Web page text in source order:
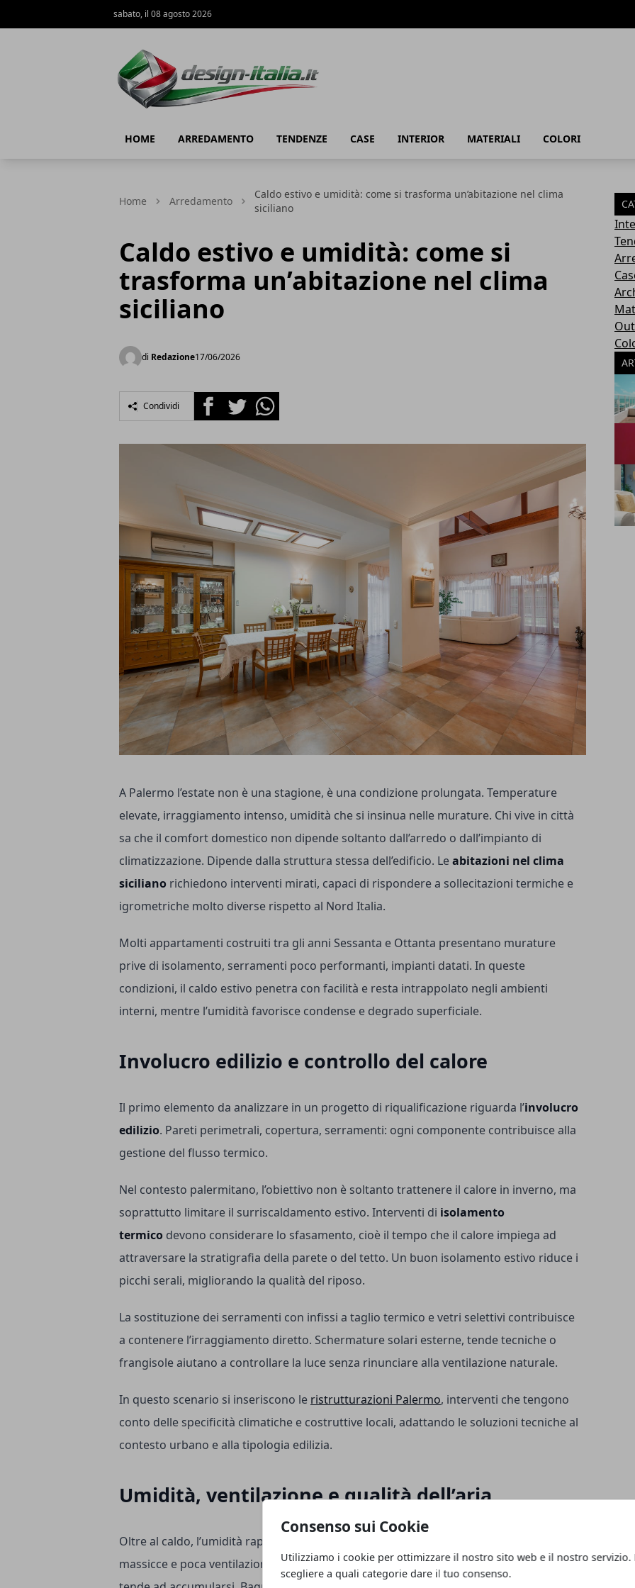
Consenso sui Cookie
Utilizziamo i cookie per ottimizzare il nostro sito web e il nostro servizio.
scegliere a quali categorie dare il tuo consenso.
sabato, il 08 agosto 2026
HOME ARREDAMENTO TENDENZE CASE INTERIOR MATERIALI COLORI
Home Arredamento
Caldo estivo e umidità: come si trasforma un’abitazione nel clima
siciliano
Caldo estivo e umidità: come si
trasforma un’abitazione nel clima
siciliano
di Redazione17/06/2026
Condividi FacebookTwitterWhatsapp
A Palermo l’estate non è una stagione, è una condizione prolungata. Temperature
elevate, irraggiamento intenso, umidità che si insinua nelle murature. Chi vive in città
sa che il comfort domestico non dipende soltanto dall’arredo o dall’impianto di
climatizzazione. Dipende dalla struttura stessa dell’edificio. Leabitazioni nel clima
siciliano richiedono interventi mirati, capaci di rispondere a sollecitazioni termiche e
igrometriche molto diverse rispetto al Nord Italia.
Molti appartamenti costruiti tra gli anni Sessanta e Ottanta presentano murature
prive di isolamento, serramenti poco performanti, impianti datati. In queste
condizioni, il caldo estivo penetra con facilità e resta intrappolato negli ambienti
interni, mentre l’umidità favorisce condense e degrado superficiale.
Involucro edilizio e controllo del calore
Il primo elemento da analizzare in un progetto di riqualificazione riguarda l’involucro
edilizio. Pareti perimetrali, copertura, serramenti: ogni componente contribuisce alla
gestione del flusso termico.
Nel contesto palermitano, l’obiettivo non è soltanto trattenere il calore in inverno, ma
soprattutto limitare il surriscaldamento estivo. Interventi di isolamento
termico devono considerare lo sfasamento, cioè il tempo che il calore impiega ad
attraversare la stratigrafia della parete o del tetto. Un buon isolamento estivo riduce i
picchi serali, migliorando la qualità del riposo.
La sostituzione dei serramenti con infissi a taglio termico e vetri selettivi contribuisce
a contenere l’irraggiamento diretto. Schermature solari esterne, tende tecniche o
frangisole aiutano a controllare la luce senza rinunciare alla ventilazione naturale.
In questo scenario si inseriscono le ristrutturazioni Palermo, interventi che tengono
conto delle specificità climatiche e costruttive locali, adattando le soluzioni tecniche al
contesto urbano e alla tipologia edilizia.
Umidità, ventilazione e qualità dell’aria
Oltre al caldo, l’umidità rappresenta un fattore determinante. In edifici con murature
massicce e poca ventilazione, il vapore acqueo prodotto dalle attività quotidiane